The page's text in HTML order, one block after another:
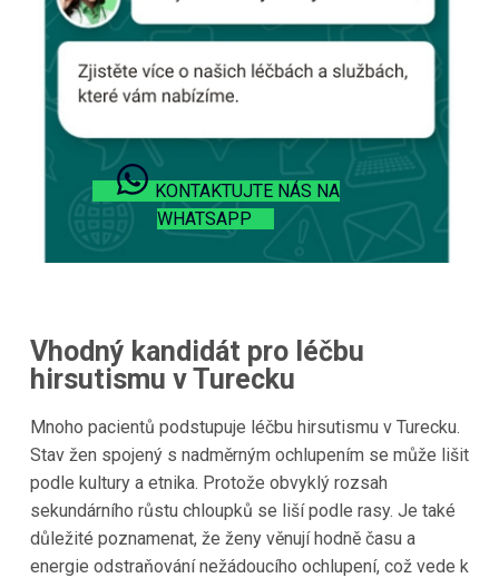
KONTAKTUJTE NÁS NA
WHATSAPP
Vhodný kandidát pro léčbu
hirsutismu v Turecku
Mnoho pacientů podstupuje léčbu hirsutismu v Turecku.
Stav žen spojený s nadměrným ochlupením se může lišit
podle kultury a etnika. Protože obvyklý rozsah
sekundárního růstu chloupků se liší podle rasy. Je také
důležité poznamenat, že ženy věnují hodně času a
energie odstraňování nežádoucího ochlupení, což vede k